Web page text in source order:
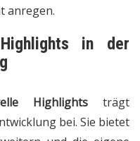
anregen.
in der
Highlightsträgt
bei. Sie bietet